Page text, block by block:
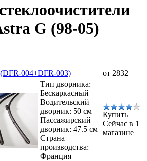
G (98-05)
004+DFR-003)
от 2832
Тип дворника:
Бескаркасный
Водительский
дворник: 50 см
Пассажирский
дворник: 47.5 см
Страна
производства:
Франция
Купить
Сейчас в 1
магазине